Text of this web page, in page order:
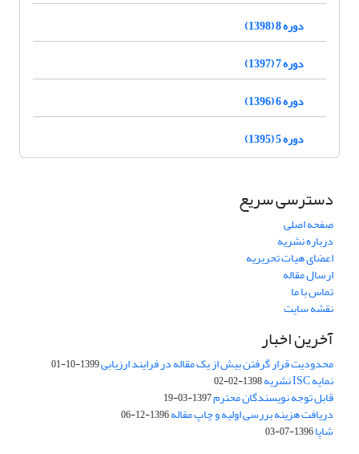
دوره 8 (1398)
دوره 7 (1397)
دوره 6 (1396)
دوره 5 (1395)
دسترسی سریع
صفحه اصلی
درباره نشریه
اعضای هیات تحریریه
ارسال مقاله
تماس با ما
نقشه سایت
آخرین اخبار
محدودیت قرار گرفتن بیش از یک مقاله در فرایند ارزیابی1399-10-01
نمایه ISC نشریه 1398-02-02
قابل توجه نویسندگان محترم1397-03-19
دریافت هزینه بررسی اولیه و چاپ مقاله1396-12-06
شاپا1396-07-03